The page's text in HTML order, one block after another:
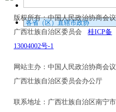
版权所有：中国人民政治协商会议
广西壮族自治区委员会 桂ICP备
13004002号-1
网站主办：中国人民政治协商会议
广西壮族自治区委员会办公厅
联系地址：广西壮族自治区南宁市